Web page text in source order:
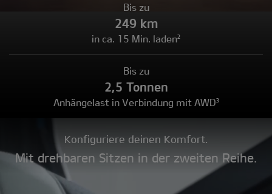
Bis zu
249 km
in ca. 15 Min. laden²
Bis zu
2,5 Tonnen
Anhängelast in Verbindung mit AWD³
Konfiguriere deinen Komfort.
Mit drehbaren Sitzen in der zweiten Reihe.